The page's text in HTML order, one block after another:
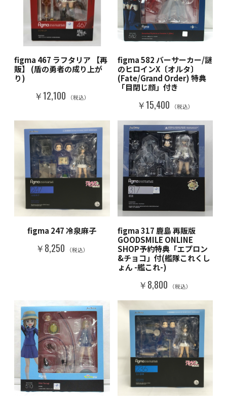
figma 467 ラフタリア 【再
販】 (盾の勇者の成り上が
り)
￥12,100 （税込）
figma 582 バーサーカー/謎
のヒロインX〔オルタ〕
(Fate/Grand Order) 特典
「目閉じ顔」付き
￥15,400 （税込）
figma 247 冷泉麻子
￥8,250 （税込）
figma 317 鹿島 再販版
GOODSMILE ONLINE
SHOP予約特典「エプロン
&チョコ」付(艦隊これくし
ょん -艦これ-)
￥8,800 （税込）